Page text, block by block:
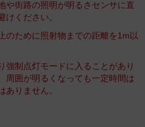
街路の照明が明るさセンサに直
けください。
ために照射物までの距離を1m以
制点灯モードに入ることがあり
周囲が明るくなっても一定時間は
ありません。